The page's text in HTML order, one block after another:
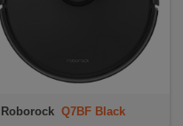
Roborock Q7BF Black